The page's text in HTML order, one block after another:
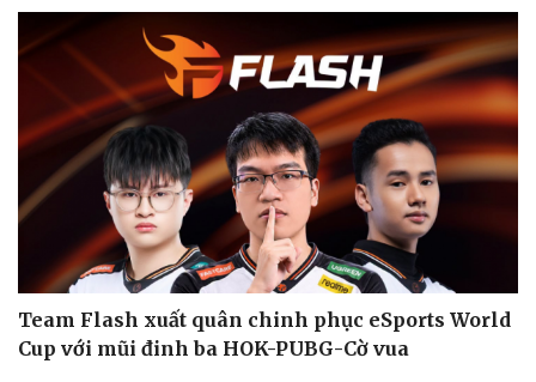
Team Flash xuất quân chinh phục eSports World
Cup với mũi đinh ba HOK-PUBG-Cờ vua